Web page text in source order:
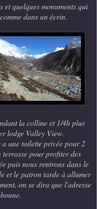
quelques monuments qui
dans un écrin.
la colline et 1/4h plus
lodge Valley View.
une toilette privée pour 2
terrasse pour profiter des
puis nous rentrons dans le
et le patron tarde à allumer
on se dira que l'adresse